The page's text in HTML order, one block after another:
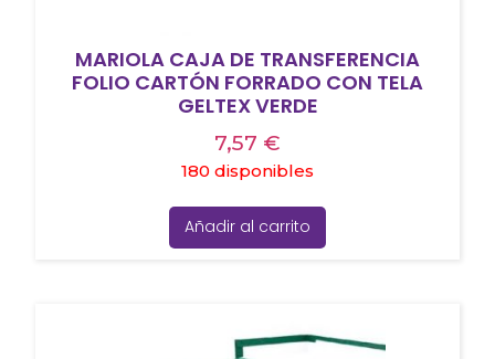
MARIOLA CAJA DE TRANSFERENCIA
FOLIO CARTÓN FORRADO CON TELA
GELTEX VERDE
7,57 €
180 disponibles
Añadir al carrito